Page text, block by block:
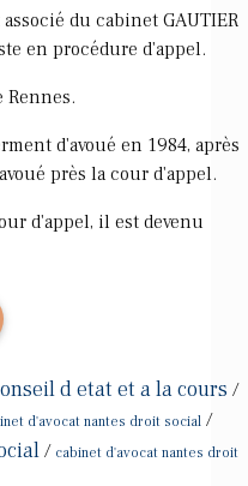
du cabinet GAUTIER
en procédure d'appel.
d'avoué en 1984, après
près la cour d'appel.
d'appel, il est devenu
d etat et a la cours /
d'avocat nantes droit social /
/ cabinet d'avocat nantes droit